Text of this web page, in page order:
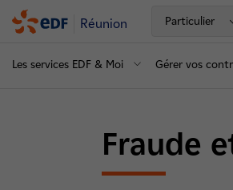
Réunion Particulier
Les services EDF & Moi Gérer vos
Fraude